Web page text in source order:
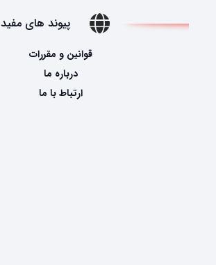
پیوند های مفید
قوانین و مقررات
درباره ما
ارتباط با ما